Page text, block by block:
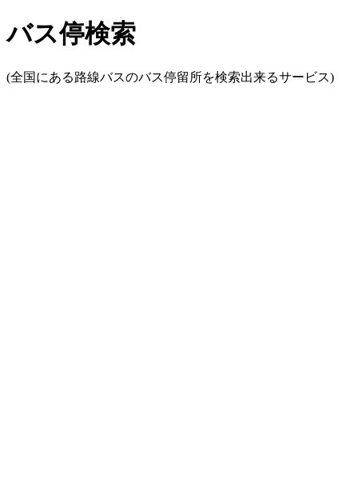
バス停検索
(全国にある路線バスのバス停留所を検索出来るサービス)